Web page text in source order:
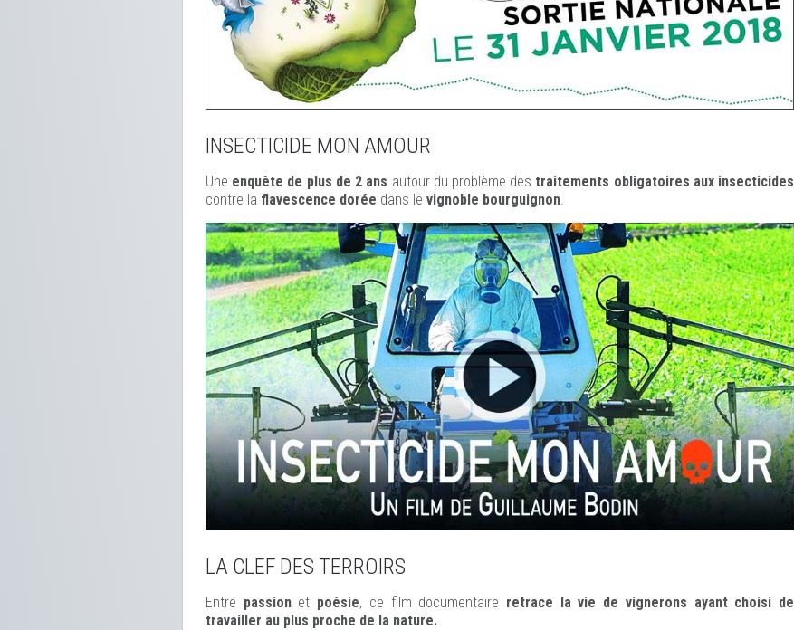
INSECTICIDE MON AMOUR
Une enquête de plus de 2 ans autour du problème des traitements obligatoires aux insecticides
contre la flavescence dorée dans le vignoble bourguignon.
LA CLEF DES TERROIRS
Entre passionet poésie, ce film documentaire retrace la vie de vignerons ayant choisi de
travailler au plus proche de la nature.